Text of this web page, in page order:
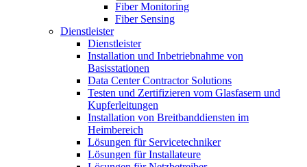
Fiber Monitoring
Fiber Sensing
Dienstleister
Dienstleister
Installation und Inbetriebnahme von
Basisstationen
Data Center Contractor Solutions
Testen und Zertifizieren vom Glasfasern und
Kupferleitungen
Installation von Breitbanddiensten im
Heimbereich
Lösungen für Servicetechniker
Lösungen für Installateure